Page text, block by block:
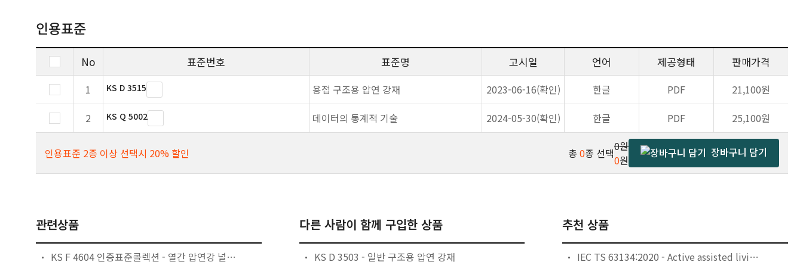
인용표준
No 표준번호 표준명 고시일 언어 제공형태 판매가격
1 KS D 3515 용접 구조용 압연 강재 2023-06-16(확인) 한글 PDF
21,100원
2
KS Q 5002 데이터의 통계적 기술 2024-05-30(확인) 한글 PDF 25,100원
인용표준 2종 이상 선택시 20% 할인 총 0종 선택0원
0원
장바구니 담기
관련상품
KS F 4604 인증표준콜렉션 - 열간 압연강 널말뚝
다른 사람이 함께 구입한 상품
KS D 3503 - 일반 구조용 압연 강재
추천 상품
IEC TS 63134:2020 - Active assisted living (AAL) use cases